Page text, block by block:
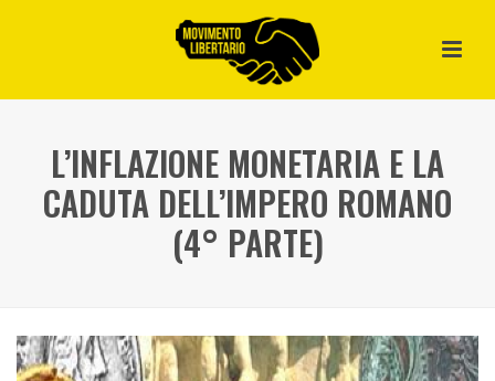
L’INFLAZIONE MONETARIA E LA
CADUTA DELL’IMPERO ROMANO
(4° PARTE)